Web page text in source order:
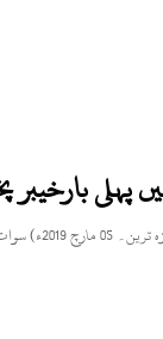
پہلی
بیڈمنٹن چمپئن شپ…